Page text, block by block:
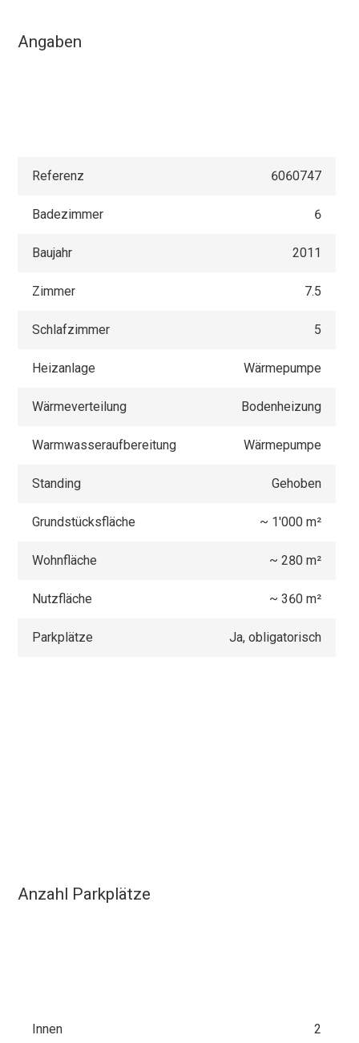
Angaben
Referenz 6060747
Badezimmer 6
Baujahr 2011
Zimmer 7.5
Schlafzimmer 5
Heizanlage Wärmepumpe
Wärmeverteilung Bodenheizung
Warmwasseraufbereitung Wärmepumpe
Standing Gehoben
Grundstücksfläche ~ 1'000 m²
Wohnfläche ~ 280 m²
Nutzfläche ~ 360 m²
Parkplätze Ja, obligatorisch
Anzahl Parkplätze
Innen 2